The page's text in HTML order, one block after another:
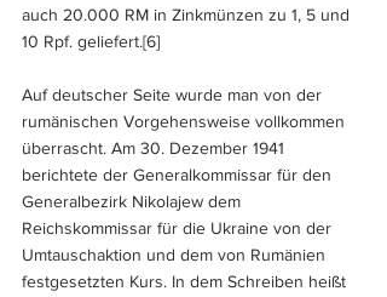
auch 20.000 RM in Zinkmünzen zu 1, 5 und
10 Rpf. geliefert.[6]
Auf deutscher Seite wurde man von der
rumänischen Vorgehensweise vollkommen
überrascht. Am 30. Dezember 1941
berichtete der Generalkommissar für den
Generalbezirk Nikolajew dem
Reichskommissar für die Ukraine von der
Umtauschaktion und dem von Rumänien
festgesetzten Kurs. In dem Schreiben heißt